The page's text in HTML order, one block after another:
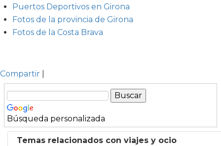
Puertos Deportivos en Girona
Fotos de la provincia de Girona
Fotos de la Costa Brava
Compartir
Búsqueda personalizada
Temas relacionados con viajes y ocio